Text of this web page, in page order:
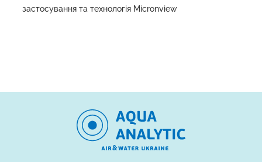
застосування та технологія Micronview